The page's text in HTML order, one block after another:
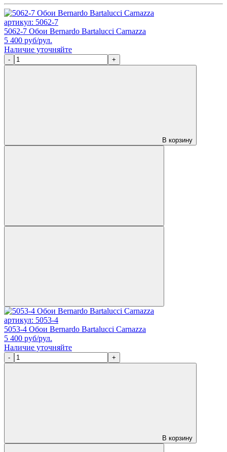
артикул: 5062-7
5062-7 Обои Bernardo Bartalucci Carnazza
5 400 руб/рул.
Наличие уточняйте
- +
В корзину
артикул: 5053-4
5053-4 Обои Bernardo Bartalucci Carnazza
5 400 руб/рул.
Наличие уточняйте
- +
В корзину